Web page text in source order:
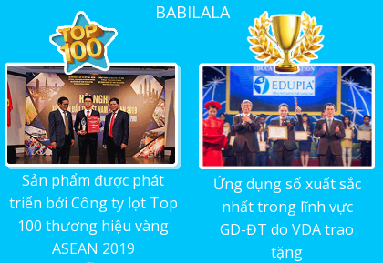
Sản phẩm được phát
triển bởi Công ty lọt Top
100 thương hiệu vàng
ASEAN 2019
Ứng dụng số xuất sắc
nhất trong lĩnh vực
GD-ĐT do VDA trao
tặng
BABILALA